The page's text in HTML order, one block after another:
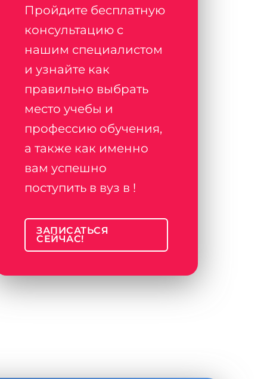
Пройдите бесплатную
консультацию с
нашим специалистом
и узнайте как
правильно выбрать
место учебы и
профессию обучения,
а также как именно
вам успешно
поступить в вуз в !
ЗАПИСАТЬСЯ
СЕЙЧАС!